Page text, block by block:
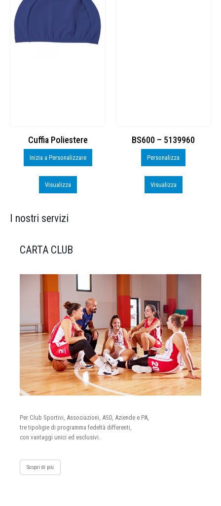
Cuffia Poliestere
Inizia a Personalizzare
Visualizza
BS600 – 5139960
Personalizza
Visualizza
I nostri servizi
CARTA CLUB
Per Club Sportivi, Associazioni, ASD, Aziende e PA,
tre tipoligie di programma fedeltà differenti,
con vantaggi unici ed esclusivi.
Scopri di più